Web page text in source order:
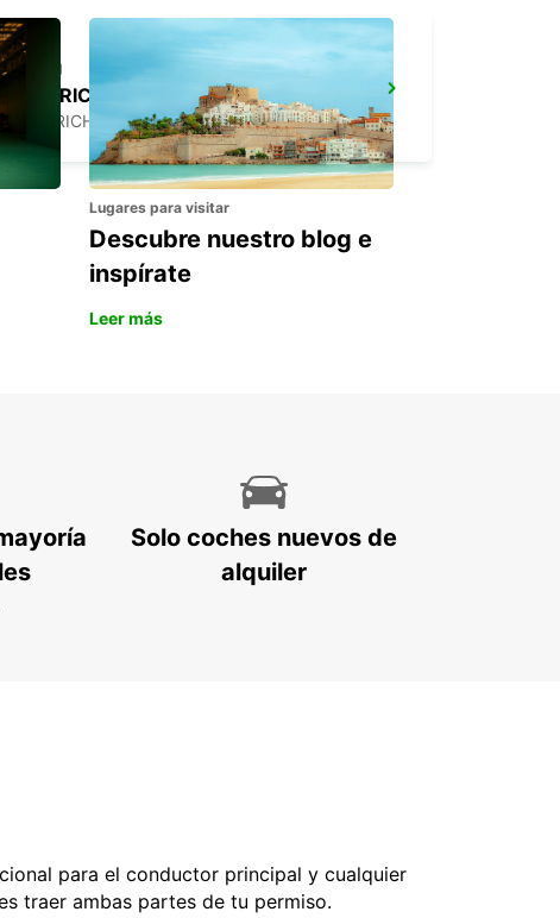
ZURICH - SWITZERLAND
Lugares para visitar
Descubre nuestro blog e
inspírate
Leer más
Solo coches nuevos de
alquiler
para el conductor principal y cualquier
traer ambas partes de tu permiso.